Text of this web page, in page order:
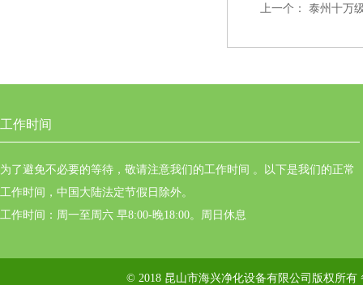
上一个： 泰州十万
工作时间
为了避免不必要的等待，敬请注意我们的工作时间 。以下是我们的正常
工作时间，中国大陆法定节假日除外。
工作时间：周一至周六 早8:00-晚18:00。周日休息
© 2018 昆山市海兴净化设备有限公司版权所有